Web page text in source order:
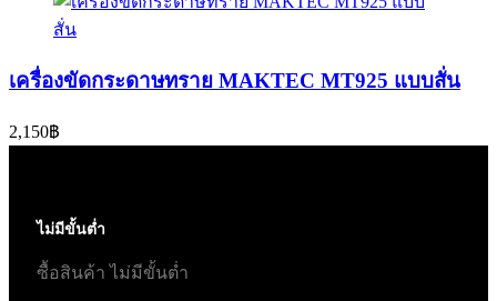
เครื่องขัดกระดาษทราย MAKTEC MT925 แบบสั่น
2,150฿
ไม่มีขั้นต่ำ
ซื้อสินค้า ไม่มีขั้นต่ำ